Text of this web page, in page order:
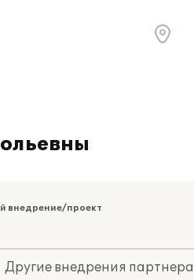
внедрение/проект
Другие внедрения партнера